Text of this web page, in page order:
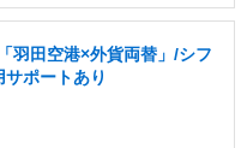
羽田空港×外貨両替」/シフ
ポートあり